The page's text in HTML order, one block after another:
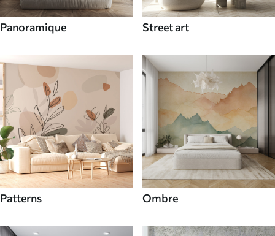
Panoramique Street art
Patterns Ombre